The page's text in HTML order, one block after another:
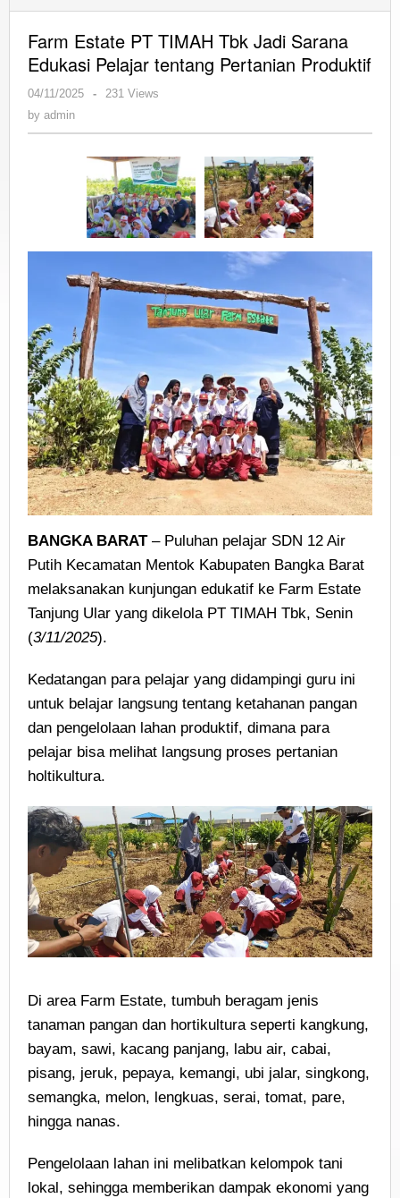
Estate
TIMAH
Tbk
tentang
Pertanian
Produktif
Farm Estate PT TIMAH Tbk Jadi Sarana
Edukasi Pelajar tentang Pertanian Produktif
04/11/2025
by
-
231 Views
by admin
BANGKA BARAT– Puluhan pelajar SDN 12 Air
Putih Kecamatan Mentok Kabupaten Bangka Barat
melaksanakan kunjungan edukatif ke Farm Estate
Tanjung Ular yang dikelola PT TIMAH Tbk, Senin
(3/11/2025).
Kedatangan para pelajar yang didampingi guru ini
untuk belajar langsung tentang ketahanan pangan
dan pengelolaan lahan produktif, dimana para
pelajar bisa melihat langsung proses pertanian
holtikultura.
Di area Farm Estate, tumbuh beragam jenis
tanaman pangan dan hortikultura seperti kangkung,
bayam, sawi, kacang panjang, labu air, cabai,
pisang, jeruk, pepaya, kemangi, ubi jalar, singkong,
semangka, melon, lengkuas, serai, tomat, pare,
hingga nanas.
Pengelolaan lahan ini melibatkan kelompok tani
lokal, sehingga memberikan dampak ekonomi yang